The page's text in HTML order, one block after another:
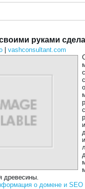
руками
vashconsultant.com
древесины.
о домене и SEO